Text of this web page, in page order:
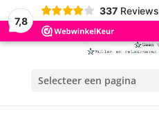
7,8
337 Reviews
Selecteer een pagina